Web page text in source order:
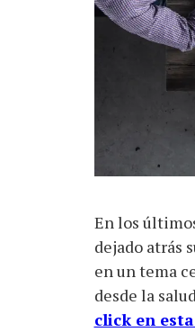
En los
dejado atrás
en un tema
desde la
click en